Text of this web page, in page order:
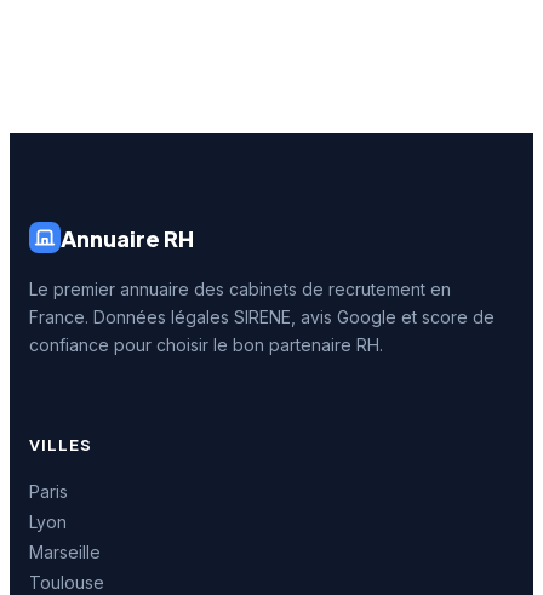
Annuaire RH
Le premier annuaire des cabinets de recrutement en
France. Données légales SIRENE, avis Google et score de
confiance pour choisir le bon partenaire RH.
VILLES
Paris
Lyon
Marseille
Toulouse